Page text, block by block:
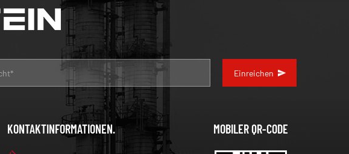
Einreichen
KONTAKTINFORMATIONEN. MOBILER QR-CODE